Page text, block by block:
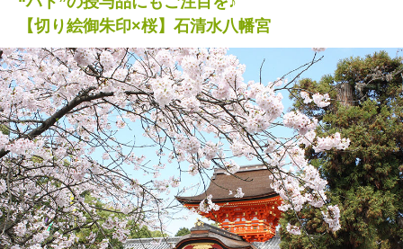
【切り絵御朱印×桜】石清水八幡宮